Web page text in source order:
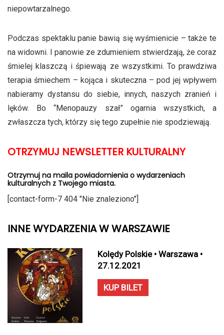
niepowtarzalnego.
Podczas spektaklu panie bawią się wyśmienicie – także te
na widowni. I panowie ze zdumieniem stwierdzają, że coraz
śmielej klaszczą i śpiewają ze wszystkimi. To prawdziwa
terapia śmiechem – kojąca i skuteczna – pod jej wpływem
nabieramy dystansu do siebie, innych, naszych zranień i
lęków. Bo “Menopauzy szał” ogarnia wszystkich, a
zwłaszcza tych, którzy się tego zupełnie nie spodziewają.
OTRZYMUJ NEWSLETTER KULTURALNY
Otrzymuj na maila powiadomienia o wydarzeniach
kulturalnych z Twojego miasta.
[contact-form-7 404 "Nie znaleziono"]
INNE WYDARZENIA W WARSZAWIE
Kolędy Polskie • Warszawa •
27.12.2021
KUP BILET